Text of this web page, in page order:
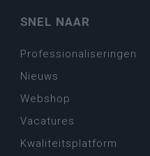
SNEL NAAR
Professionaliseringen
Nieuws
Webshop
Vacatures
Kwaliteitsplatform